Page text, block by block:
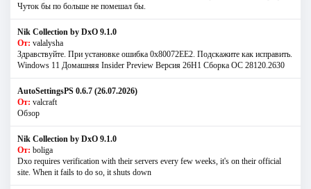
Чуток бы по больше не помешал бы.
Nik Collection by DxO 9.1.0
От: valalysha
Здравствуйте. При установке ошибка 0х80072EE2. Подскажите как исправить.
Windows 11 Домашняя Insider Preview Версия 26H1 Сборка ОС 28120.2630
AutoSettingsPS 0.6.7 (26.07.2026)
От: valcraft
Обзор
Nik Collection by DxO 9.1.0
От: boliga
Dxo requires verification with their servers every few weeks, it's on their official
site. When it fails to do so, it shuts down